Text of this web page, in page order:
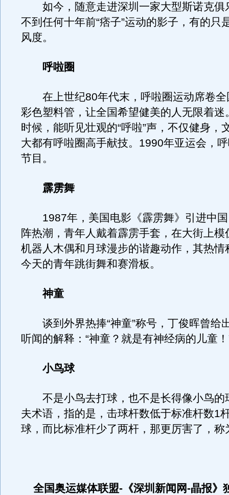
如今，随意走进深圳一家大型斯诺克俱
不到任何十年前“痞子”运动的影子，有的只
风度。
呼啦圈
在上世纪80年代末，呼啦圈运动席卷全
彩色塑料管，让全国希望健美的人无限着迷
时候，能听见壮观的“呼啦”声，不仅健身，
大都有呼啦圈高手献技。1990年亚运会，
节目。
霹雳舞
1987年，美国电影《霹雳舞》引进中国
阵热潮，青年人戴着霹雳手套，在大街上模
机器人木偶和月球漫步的谐趣动作，其热情
今天的青年跳街舞和赛滑板。
神童
谈到外界热捧“神童”称号，丁俊晖曾给
听闻的解释：“神童？就是有神经病的儿童！
小鸟球
不是小鸟去打球，也不是长得像小鸟的
夫术语，指的是，击球杆数低于标准杆数1
球，而比标准杆少了两杆，那更厉害了，称
全国奥运媒体联盟-《深圳新闻网-晶报》